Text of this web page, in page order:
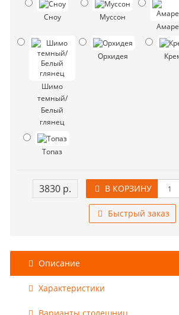
Сноу
Муссон
Шимо
темный/
Белый
глянец
Орхидея
Топаз
3830 р. В КОРЗИНУ
Быстрый заказ
Описание
Характеристики